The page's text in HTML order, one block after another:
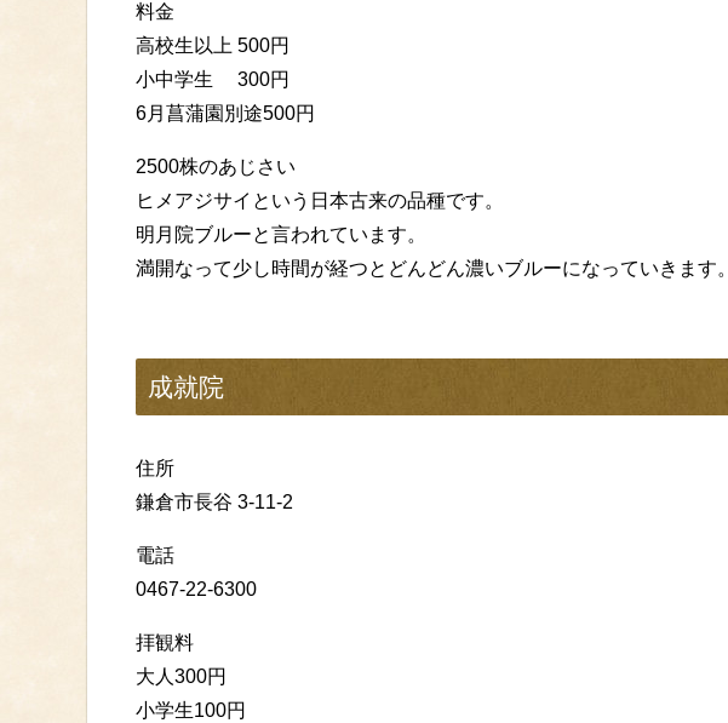
料金
高校生以上 500円
小中学生 300円
6月菖蒲園別途500円
2500株のあじさい
ヒメアジサイという日本古来の品種です。
明月院ブルーと言われています。
満開なって少し時間が経つとどんどん濃いブルーになっていきます。
成就院
住所
鎌倉市長谷 3-11-2
電話
0467-22-6300
拝観料
大人300円
小学生100円